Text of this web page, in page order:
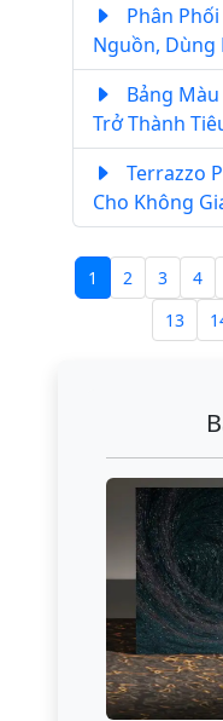
Phân
Nguồn, Dùng
Bảng Màu
Trở Thành
Terrazzo
Cho Không
1 2 3 4
13